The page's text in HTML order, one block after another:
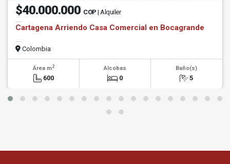
$40.000.000 COP | Alquiler
Cartagena Arriendo Casa Comercial en Bocagrande
Colombia
Área m2
600
Alcobas
0
Baño(s)
5